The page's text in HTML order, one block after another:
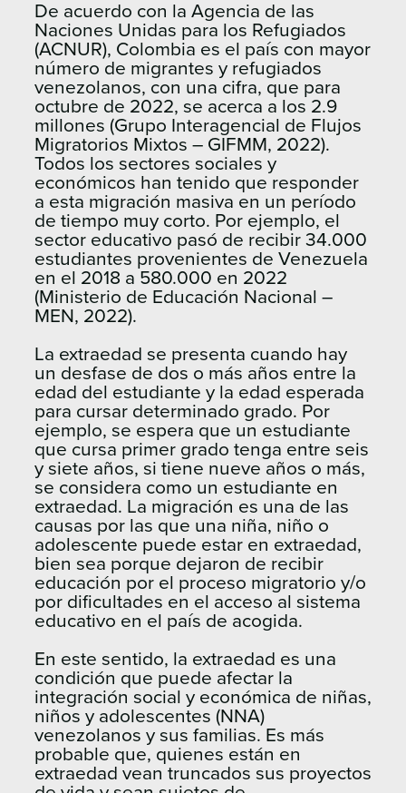
De acuerdo con la Agencia de las
Naciones Unidas para los Refugiados
(ACNUR), Colombia es el país con mayor
número de migrantes y refugiados
venezolanos, con una cifra, que para
octubre de 2022, se acerca a los 2.9
millones (Grupo Interagencial de Flujos
Migratorios Mixtos – GIFMM, 2022).
Todos los sectores sociales y
económicos han tenido que responder
a esta migración masiva en un período
de tiempo muy corto. Por ejemplo, el
sector educativo pasó de recibir 34.000
estudiantes provenientes de Venezuela
en el 2018 a 580.000 en 2022
(Ministerio de Educación Nacional –
MEN, 2022).
La extraedad se presenta cuando hay
un desfase de dos o más años entre la
edad del estudiante y la edad esperada
para cursar determinado grado. Por
ejemplo, se espera que un estudiante
que cursa primer grado tenga entre seis
y siete años, si tiene nueve años o más,
se considera como un estudiante en
extraedad. La migración es una de las
causas por las que una niña, niño o
adolescente puede estar en extraedad,
bien sea porque dejaron de recibir
educación por el proceso migratorio y/o
por dificultades en el acceso al sistema
educativo en el país de acogida.
En este sentido, la extraedad es una
condición que puede afectar la
integración social y económica de niñas,
niños y adolescentes (NNA)
venezolanos y sus familias. Es más
probable que, quienes están en
extraedad vean truncados sus proyectos